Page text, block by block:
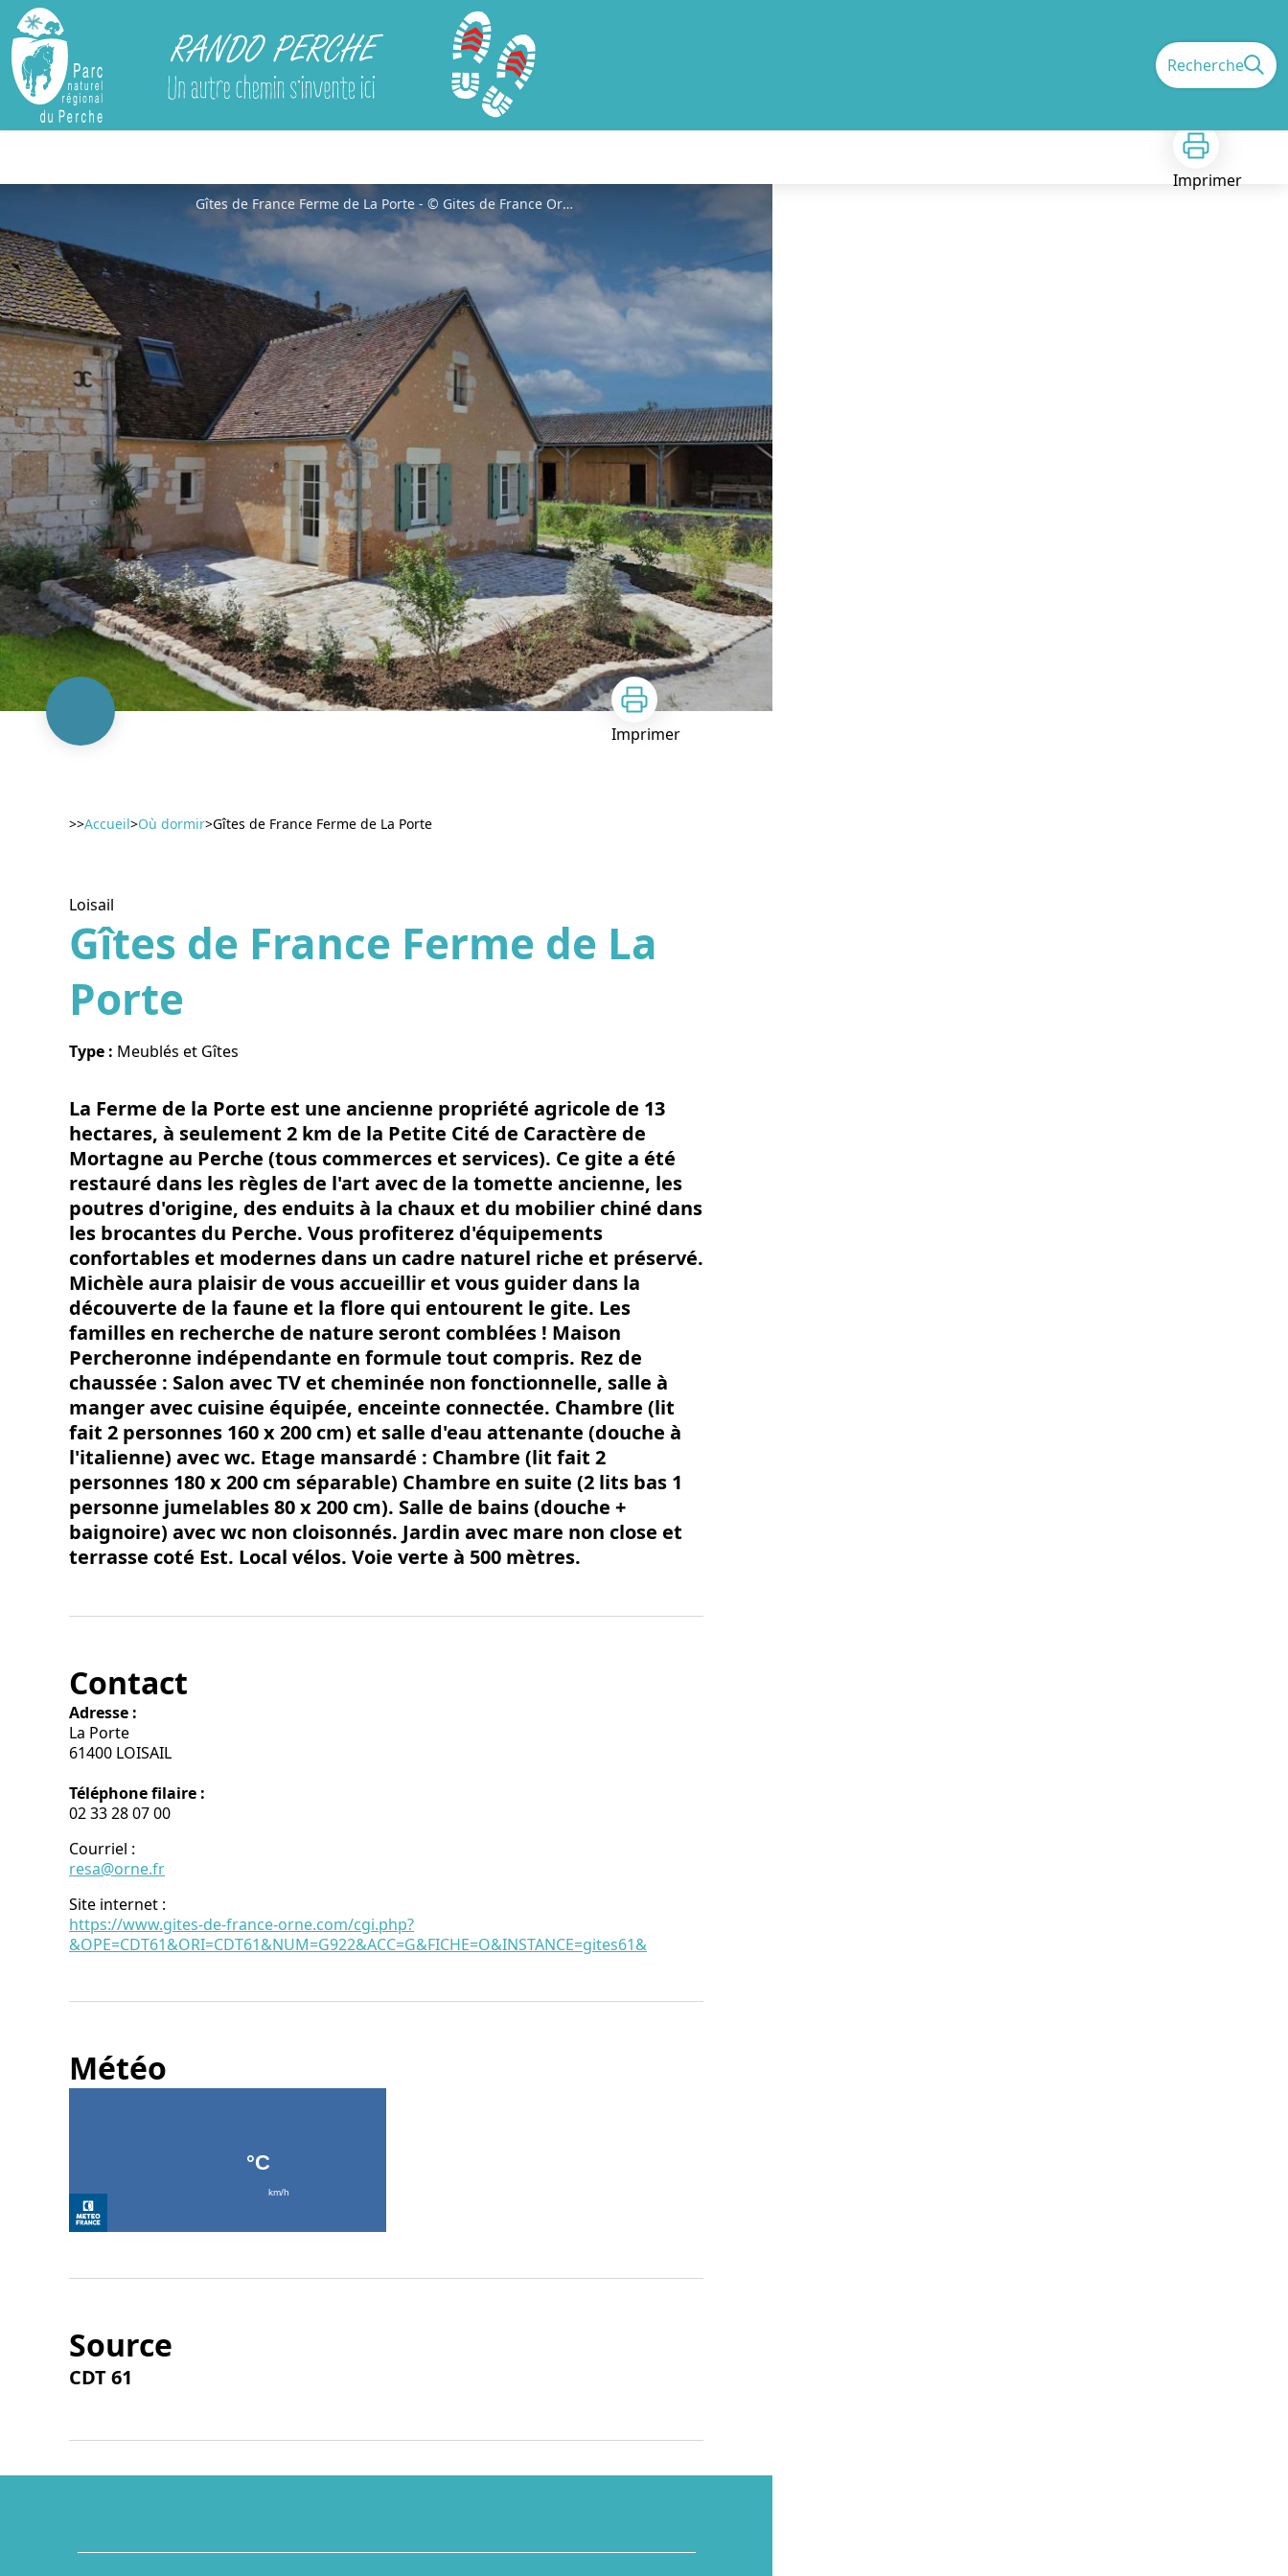
Rando Perche Recherche
Imprimer
Gîtes de France Ferme de La Porte - © Gites de France Orne
Imprimer
>>Accueil>Où dormir>Gîtes de France Ferme de La Porte
Loisail
Gîtes de France Ferme de La
Porte
Type : Meublés et Gîtes
La Ferme de la Porte est une ancienne propriété agricole de 13
hectares, à seulement 2 km de la Petite Cité de Caractère de
Mortagne au Perche (tous commerces et services). Ce gite a été
restauré dans les règles de l'art avec de la tomette ancienne, les
poutres d'origine, des enduits à la chaux et du mobilier chiné dans
les brocantes du Perche. Vous profiterez d'équipements
confortables et modernes dans un cadre naturel riche et préservé.
Michèle aura plaisir de vous accueillir et vous guider dans la
découverte de la faune et la flore qui entourent le gite. Les
familles en recherche de nature seront comblées ! Maison
Percheronne indépendante en formule tout compris. Rez de
chaussée : Salon avec TV et cheminée non fonctionnelle, salle à
manger avec cuisine équipée, enceinte connectée. Chambre (lit
fait 2 personnes 160 x 200 cm) et salle d'eau attenante (douche à
l'italienne) avec wc. Etage mansardé : Chambre (lit fait 2
personnes 180 x 200 cm séparable) Chambre en suite (2 lits bas 1
personne jumelables 80 x 200 cm). Salle de bains (douche +
baignoire) avec wc non cloisonnés. Jardin avec mare non close et
terrasse coté Est. Local vélos. Voie verte à 500 mètres.
Contact
Adresse :
La Porte
61400 LOISAIL
Téléphone filaire :
02 33 28 07 00
Courriel :
resa@orne.fr
Site internet :
https://www.gites-de-france-orne.com/cgi.php?
&OPE=CDT61&ORI=CDT61&NUM=G922&ACC=G&FICHE=O&INSTANCE=gites61&
Météo
Source
CDT 61